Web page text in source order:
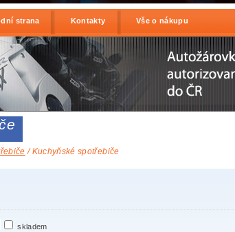
strana Kontakty Vše o nákupu
/ Kuchyňské spotřebiče
skladem